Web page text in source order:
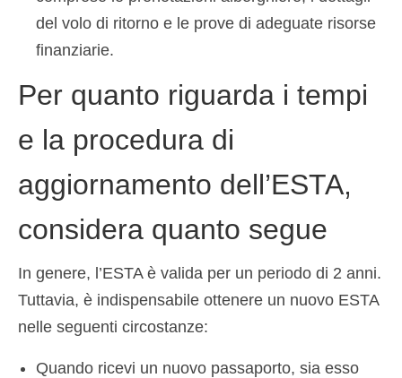
del volo di ritorno e le prove di adeguate risorse
finanziarie.
Per quanto riguarda i tempi
e la procedura di
aggiornamento dell’ESTA,
considera quanto segue
In genere, l’ESTA è valida per un periodo di 2 anni.
Tuttavia, è indispensabile ottenere un nuovo ESTA
nelle seguenti circostanze:
Quando ricevi un nuovo passaporto, sia esso